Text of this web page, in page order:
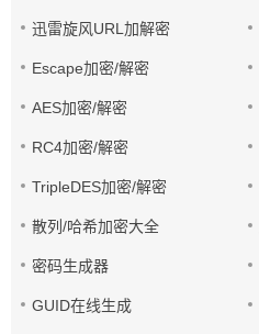
迅雷旋风URL加解密
Escape加密/解密
AES加密/解密
RC4加密/解密
TripleDES加密/解密
散列/哈希加密大全
密码生成器
GUID在线生成